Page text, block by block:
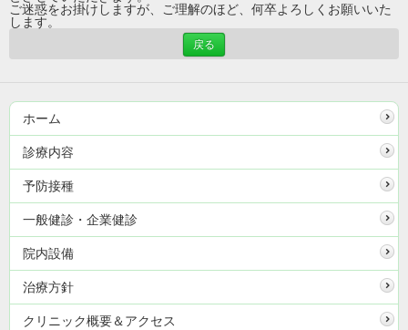
ご迷惑をお掛けしますが、ご理解のほど、何卒よろしくお願いいた
します。
戻る
ホーム
診療内容
予防接種
一般健診・企業健診
院内設備
治療方針
クリニック概要＆アクセス